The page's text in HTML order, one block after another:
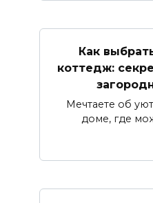
Как
коттедж:
Мечтаете об
доме, где